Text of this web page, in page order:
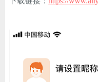
优秀个人博客